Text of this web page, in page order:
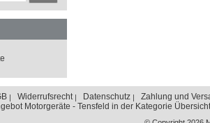
Widerrufsrecht Datenschutz
Zahlung und
Motorgeräte - Tensfeld in der Kategorie Übersicht